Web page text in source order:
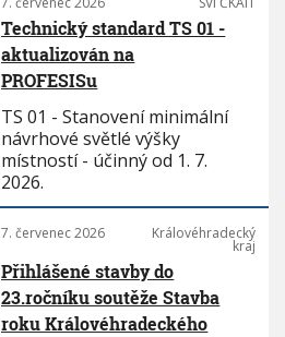
Technický standard TS 01 -
aktualizován na
PROFESISu
TS 01 - Stanovení minimální
návrhové světlé výšky
místností - účinný od 1. 7.
2026.
7. červenec 2026 Královéhradecký
kraj
Přihlášené stavby do
23.ročníku soutěže Stavba
roku Královéhradeckého